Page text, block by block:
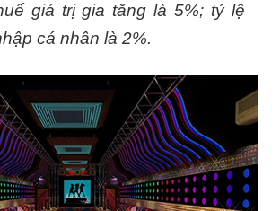
giá trị gia tăng là 5%; tỷ lệ
cá nhân là 2%.